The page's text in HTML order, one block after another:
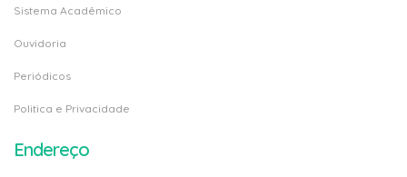
Sistema Acadêmico
Ouvidoria
Periódicos
Politica e Privacidade
Endereço